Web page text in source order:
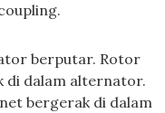
berputar. Rotor
di dalam alternator.
bergerak di dalam